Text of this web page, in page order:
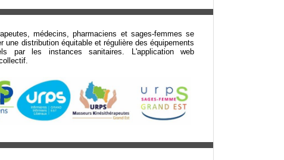
médecins, pharmaciens et sages-femmes se
une distribution équitable et régulière des équipements
par les instances sanitaires. L'application web